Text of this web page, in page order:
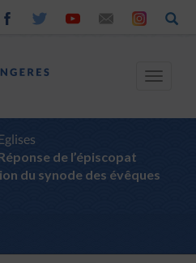
Toggle
de l’épiscopat
du synode des évêques